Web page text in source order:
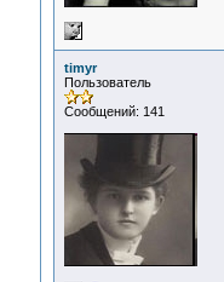
timyr
Пользователь
Сообщений: 141